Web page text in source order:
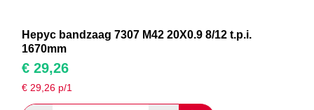
Hepyc bandzaag 7307 M42 20X0.9 8/12 t.p.i.
1670mm
€ 29,26
€29,26 p/1